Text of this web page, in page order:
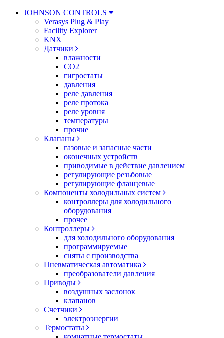
JOHNSON CONTROLS
Verasys Plug & Play
Facility Explorer
KNX
Датчики
влажности
CO2
гигростаты
давления
реле давления
реле протока
реле уровня
температуры
прочие
Клапаны
газовые и запасные части
оконечных устройств
приводимые в действие давлением
регулирующие резьбовые
регулирующие фланцевые
Компоненты холодильных систем
контроллеры для холодильного
оборудования
прочее
Контроллеры
для холодильного оборудования
программируемые
сняты с производства
Пневматическая автоматика
преобразователи давления
Приводы
воздушных заслонок
клапанов
Счетчики
электроэнергии
Термостаты